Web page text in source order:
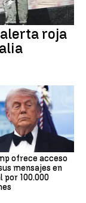
roja
ofrece acceso
mensajes en
por 100.000